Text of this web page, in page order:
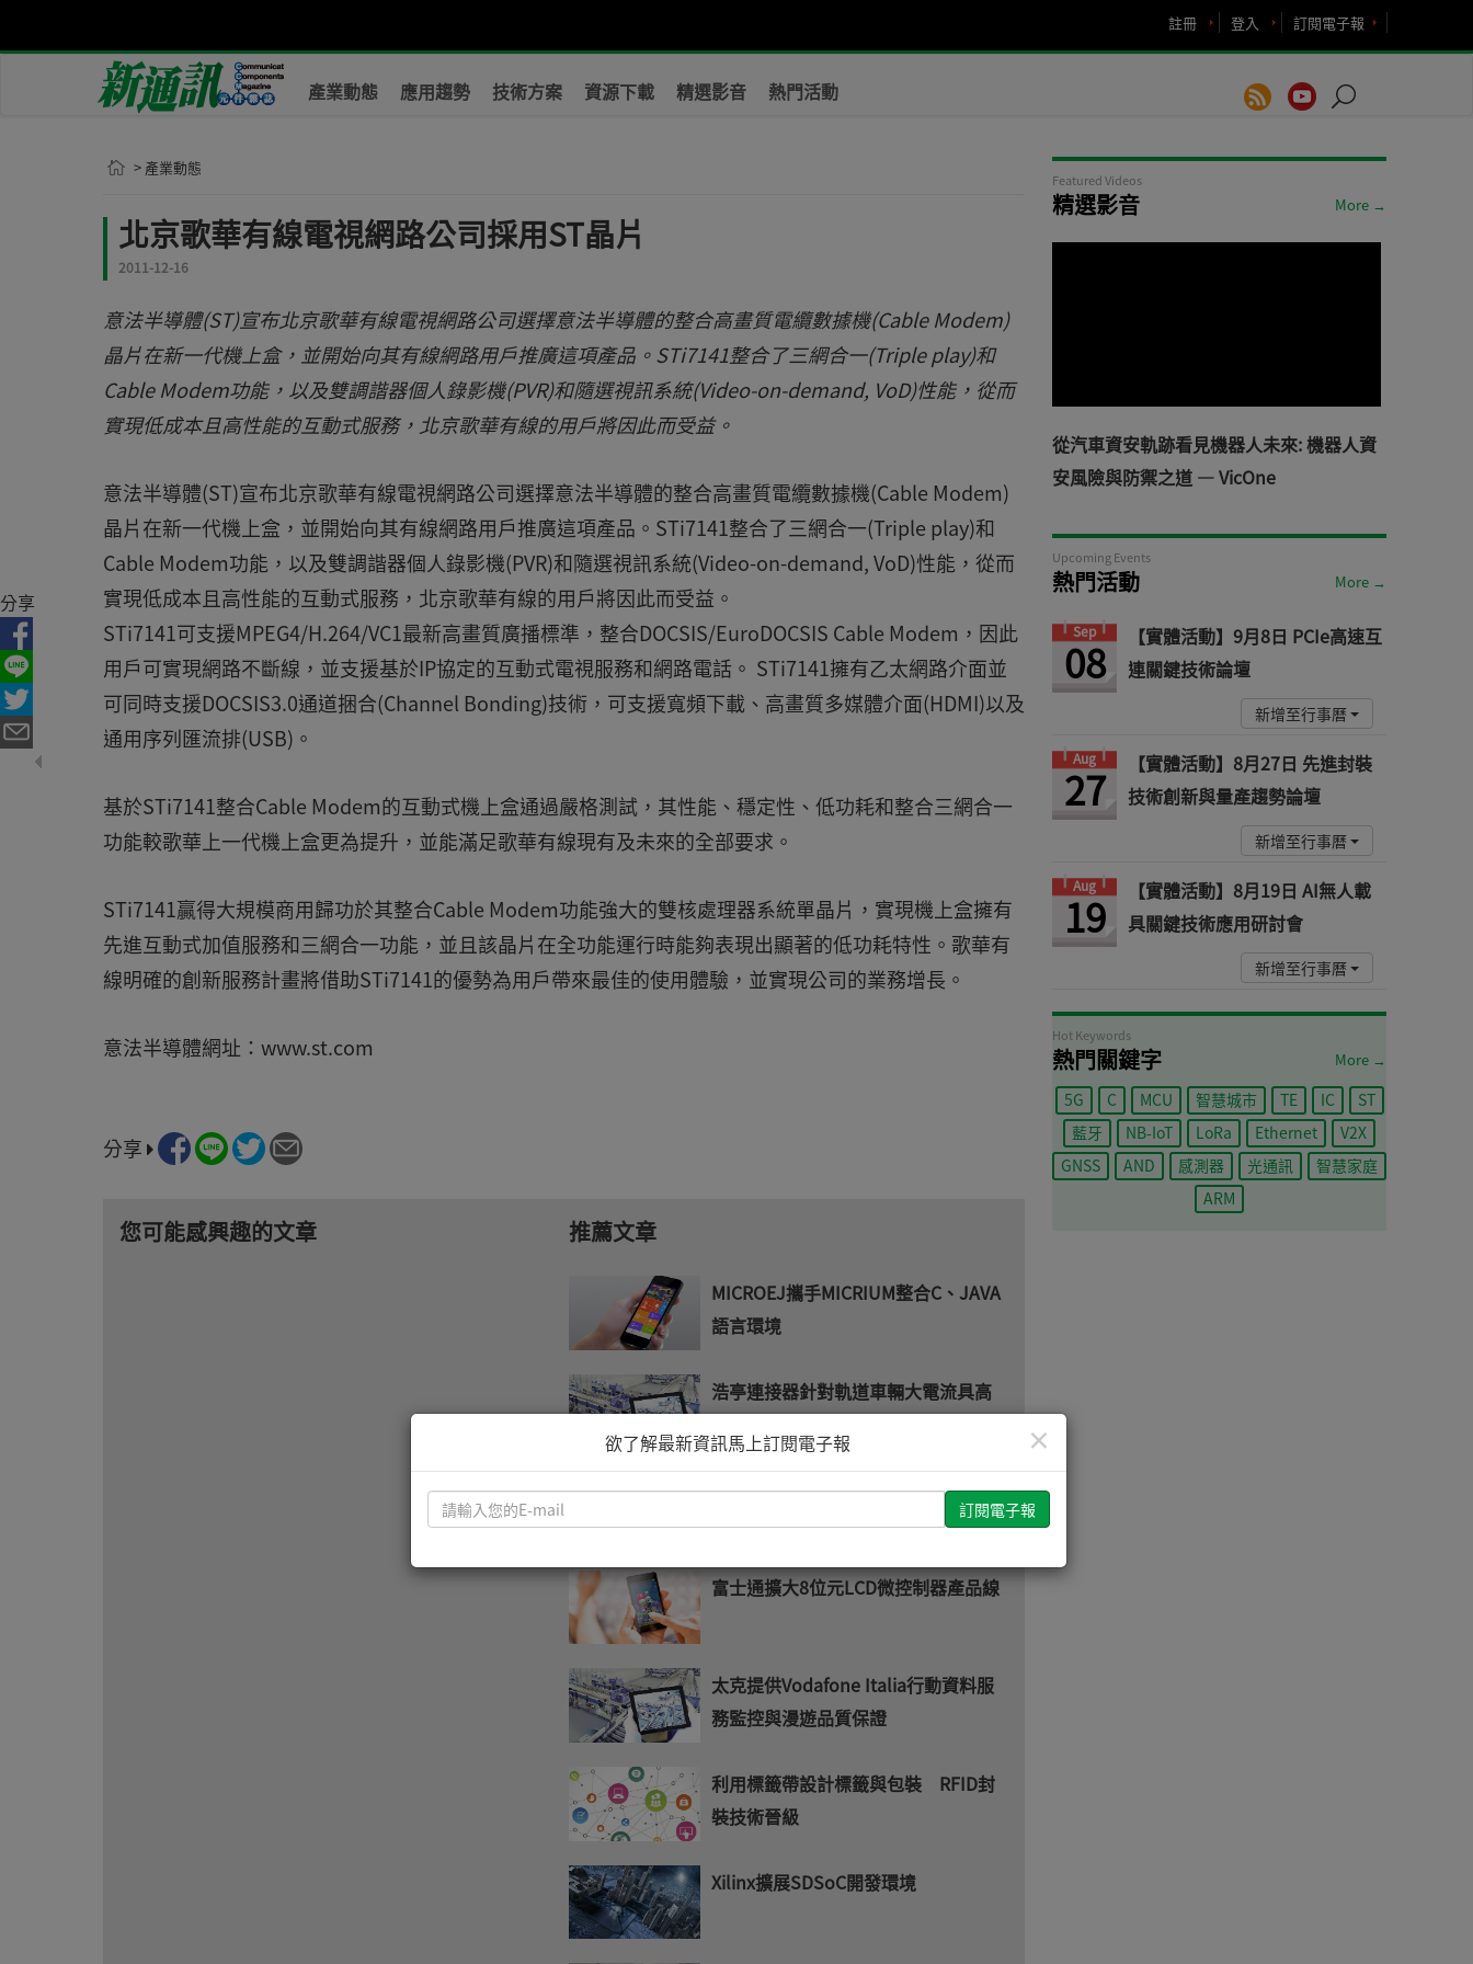
訂閱電子報
登入
註冊
產業動態 應用趨勢 技術方案 資源下載 精選影音 熱門活動
> 產業動態
北京歌華有線電視網路公司採用ST晶片
2011-12-16
意法半導體(ST)宣布北京歌華有線電視網路公司選擇意法半導體的整合高畫質電纜數據機(Cable Modem)
晶片在新一代機上盒，並開始向其有線網路用戶推廣這項產品。STi7141整合了三網合一(Triple play)和
Cable Modem功能，以及雙調諧器個人錄影機(PVR)和隨選視訊系統(Video-on-demand, VoD)性能，從而
實現低成本且高性能的互動式服務，北京歌華有線的用戶將因此而受益。
意法半導體(ST)宣布北京歌華有線電視網路公司選擇意法半導體的整合高畫質電纜數據機(Cable Modem)
晶片在新一代機上盒，並開始向其有線網路用戶推廣這項產品。STi7141整合了三網合一(Triple play)和
Cable Modem功能，以及雙調諧器個人錄影機(PVR)和隨選視訊系統(Video-on-demand, VoD)性能，從而
實現低成本且高性能的互動式服務，北京歌華有線的用戶將因此而受益。
STi7141可支援MPEG4/H.264/VC1最新高畫質廣播標準，整合DOCSIS/EuroDOCSIS Cable Modem，因此
用戶可實現網路不斷線，並支援基於IP協定的互動式電視服務和網路電話。 STi7141擁有乙太網路介面並
可同時支援DOCSIS3.0通道捆合(Channel Bonding)技術，可支援寬頻下載、高畫質多媒體介面(HDMI)以及
通用序列匯流排(USB)。
基於STi7141整合Cable Modem的互動式機上盒通過嚴格測試，其性能、穩定性、低功耗和整合三網合一
功能較歌華上一代機上盒更為提升，並能滿足歌華有線現有及未來的全部要求。
STi7141贏得大規模商用歸功於其整合Cable Modem功能強大的雙核處理器系統單晶片，實現機上盒擁有
先進互動式加值服務和三網合一功能，並且該晶片在全功能運行時能夠表現出顯著的低功耗特性。歌華有
線明確的創新服務計畫將借助STi7141的優勢為用戶帶來最佳的使用體驗，並實現公司的業務增長。
意法半導體網址：www.st.com
分享
您可能感興趣的文章 推薦文章
MICROEJ攜手MICRIUM整合C、JAVA
語言環境
浩亭連接器針對軌道車輛大電流具高
微芯低成本/小尺寸MCU內建256KB
Flash
富士通擴大8位元LCD微控制器產品線
太克提供Vodafone Italia行動資料服
務監控與漫遊品質保證
利用標籤帶設計標籤與包裝 RFID封
裝技術晉級
Xilinx擴展SDSoC開發環境
Featured Videos
精選影音 More →
從汽車資安軌跡看見機器人未來: 機器人資
安風險與防禦之道 — VicOne
Upcoming Events
熱門活動 More →
Sep
08
【實體活動】9月8日 PCIe高速互
連關鍵技術論壇
新增至行事曆
Aug
27
【實體活動】8月27日 先進封裝
技術創新與量產趨勢論壇
新增至行事曆
Aug
19
【實體活動】8月19日 AI無人載
具關鍵技術應用研討會
新增至行事曆
Hot Keywords
熱門關鍵字 More →
5G C MCU 智慧城市 TE IC
ST
藍牙
NB-IoT LoRa Ethernet
V2X
GNSS
AND 感測器 光通訊
智慧家庭
ARM
分享
×
欲了解最新資訊馬上訂閱電子報
輸
您